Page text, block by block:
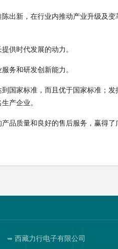
出新，在行业内推动产业升级及
供时代发展的动力。
务和研发创新能力。
国家标准，而且优于国家标准；
产企业。
品质量和良好的售后服务，赢得
西藏力行电子有限公司